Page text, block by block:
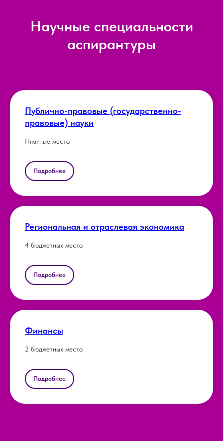
Научные специальности
аспирантуры
Публично-правовые (государственно-
правовые) науки
Платные места
Подробнее
Региональная и отраслевая экономика
4 бюджетных места
Подробнее
Финансы
2 бюджетных места
Подробнее